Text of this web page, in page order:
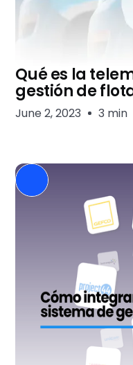
Qué es la
gestión de
June 2, 2023 3 min